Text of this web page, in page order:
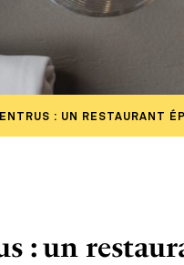
: UN RESTAURANT
: un